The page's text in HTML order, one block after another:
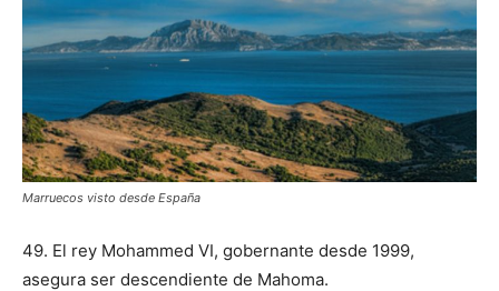
Marruecos visto desde España
49. El rey Mohammed VI, gobernante desde 1999,
asegura ser descendiente de Mahoma.